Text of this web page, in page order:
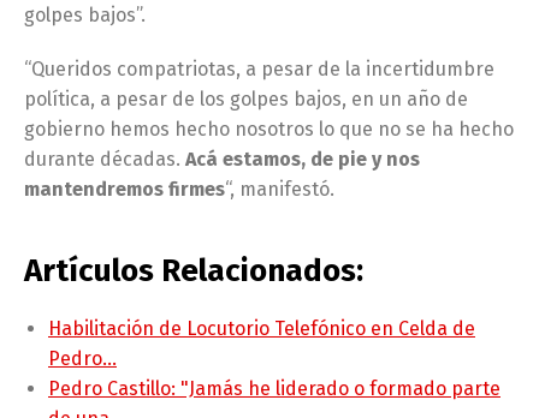
golpes bajos”.
“Queridos compatriotas, a pesar de la incertidumbre
política, a pesar de los golpes bajos, en un año de
gobierno hemos hecho nosotros lo que no se ha hecho
durante décadas. Acá estamos, de pie y nos
mantendremos firmes“, manifestó.
Artículos Relacionados:
Habilitación de Locutorio Telefónico en Celda de
Pedro…
Pedro Castillo: "Jamás he liderado o formado parte